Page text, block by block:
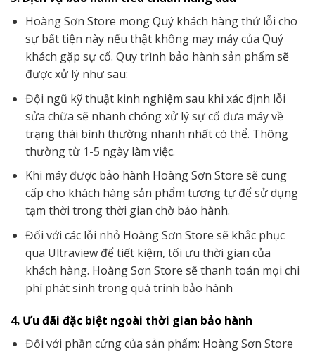
Hoàng Sơn Store mong Quý khách hàng thứ lỗi cho
sự bất tiện này nếu thật không may máy của Quý
khách gặp sự cố. Quy trình bảo hành sản phẩm sẽ
được xử lý như sau:
Đội ngũ kỹ thuật kinh nghiệm sau khi xác định lỗi
sửa chữa sẽ nhanh chóng xử lý sự cố đưa máy về
trạng thái bình thường nhanh nhất có thể. Thông
thường từ 1-5 ngày làm việc.
Khi máy được bảo hành Hoàng Sơn Store sẽ cung
cấp cho khách hàng sản phẩm tương tự để sử dụng
tạm thời trong thời gian chờ bảo hành.
Đối với các lỗi nhỏ Hoàng Sơn Store sẽ khắc phục
qua Ultraview để tiết kiệm, tối ưu thời gian của
khách hàng. Hoàng Sơn Store sẽ thanh toán mọi chi
phí phát sinh trong quá trình bảo hành
4. Ưu đãi đặc biệt ngoài thời gian bảo hành
Đối với phần cứng của sản phẩm: Hoàng Sơn Store